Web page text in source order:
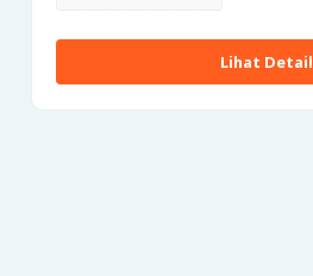
Lihat Detail